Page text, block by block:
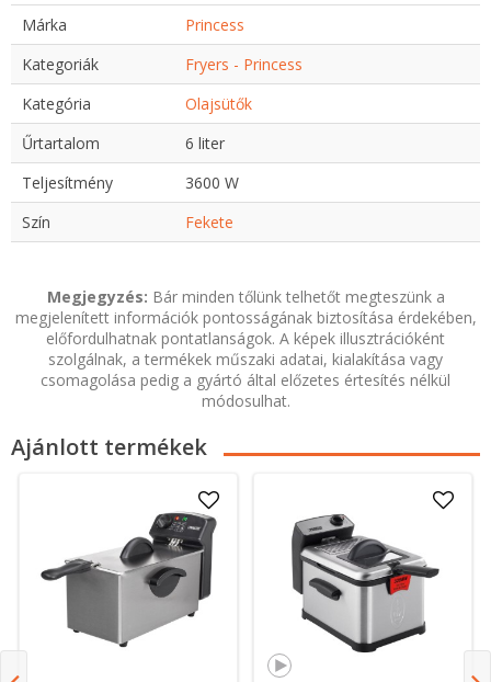
Márka
Princess
Kategoriák
Fryers - Princess
Kategória
Olajsütők
Űrtartalom
6 liter
Teljesítmény
3600 W
Szín
Fekete
Megjegyzés: Bár minden tőlünk telhetőt megteszünk a
megjelenített információk pontosságának biztosítása érdekében,
előfordulhatnak pontatlanságok. A képek illusztrációként
szolgálnak, a termékek műszaki adatai, kialakítása vagy
csomagolása pedig a gyártó által előzetes értesítés nélkül
módosulhat.
Ajánlott termékek